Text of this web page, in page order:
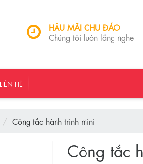
HẬU MÃI CHU ĐÁO
Chúng tôi luôn lắng nghe
LIÊN HỆ
Công tắc hành trình mini
Công tắc